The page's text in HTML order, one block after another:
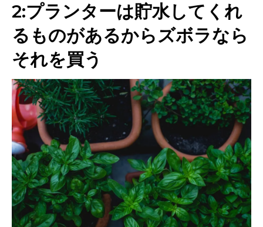
2:プランターは貯水してくれ
るものがあるからズボラなら
それを買う